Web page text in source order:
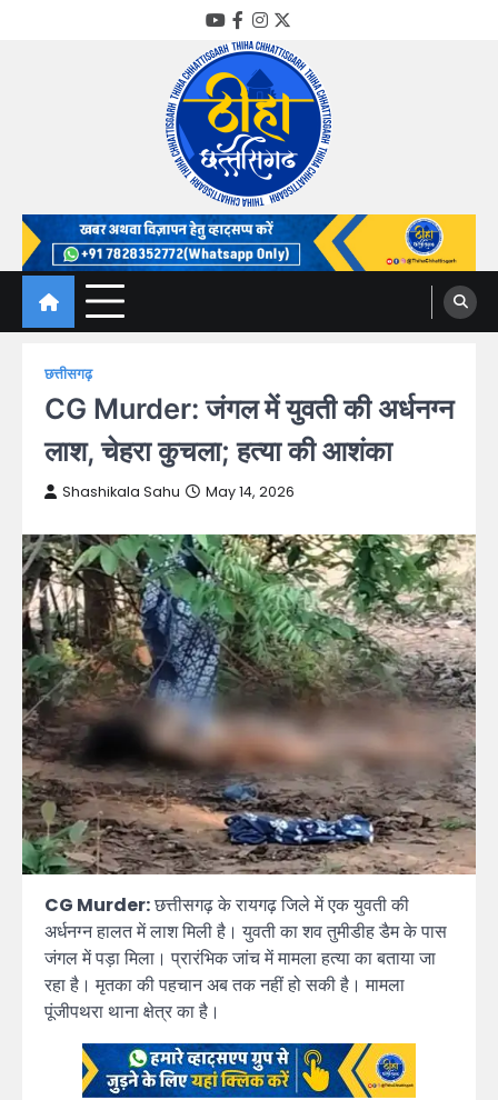
YouTube
Facebook
Instagram
Twitter
Thiha Chhattisgarh
गोठ जन-जन के
छत्तीसगढ़
CG Murder: जंगल में युवती की अर्धनग्न
लाश, चेहरा कुचला; हत्या की आशंका
Shashikala Sahu May 14, 2026
CG Murder:छत्तीसगढ़ के रायगढ़ जिले में एक युवती की
अर्धनग्न हालत में लाश मिली है। युवती का शव तुमीडीह डैम के पास
जंगल में पड़ा मिला। प्रारंभिक जांच में मामला हत्या का बताया जा
रहा है। मृतका की पहचान अब तक नहीं हो सकी है। मामला
पूंजीपथरा थाना क्षेत्र का है।